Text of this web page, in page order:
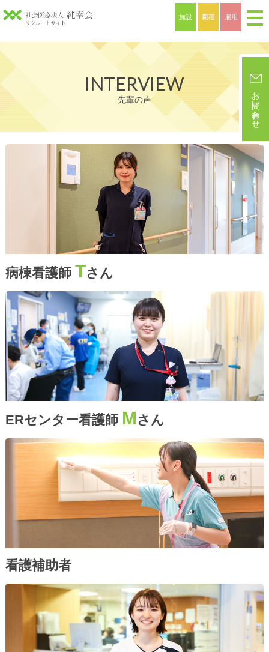
施設 職種 雇用
お問い合わせ
INTERVIEW
先輩の声
病棟看護師 Tさん
ERセンター看護師 M さん
看護補助者